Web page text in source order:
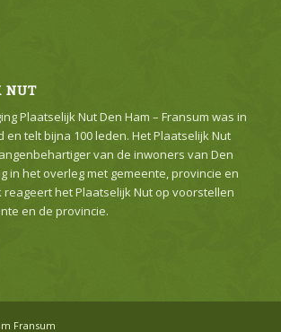
NUT
Plaatselijk Nut Den Ham – Fransum was in
en telt bijna 100 leden. Het Plaatselijk Nut
van de inwoners van Den
in het overleg met gemeente, provincie en
reageert het Plaatselijk Nut op voorstellen
en de provincie.
Fransum